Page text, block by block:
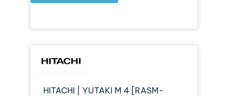
HITACHI | YUTAKI M 4 [RASM-